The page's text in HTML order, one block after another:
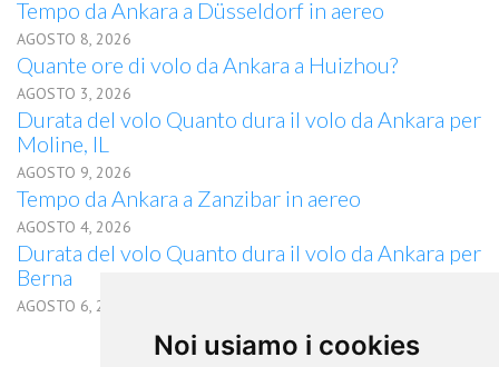
Noi usiamo i cookies
Tempo da Ankara a Düsseldorf in aereo
AGOSTO 8, 2026
Quante ore di volo da Ankara a Huizhou?
AGOSTO 3, 2026
Durata del volo Quanto dura il volo da Ankara per
Moline, IL
AGOSTO 9, 2026
Tempo da Ankara a Zanzibar in aereo
AGOSTO 4, 2026
Durata del volo Quanto dura il volo da Ankara per
Berna
AGOSTO 6, 2026